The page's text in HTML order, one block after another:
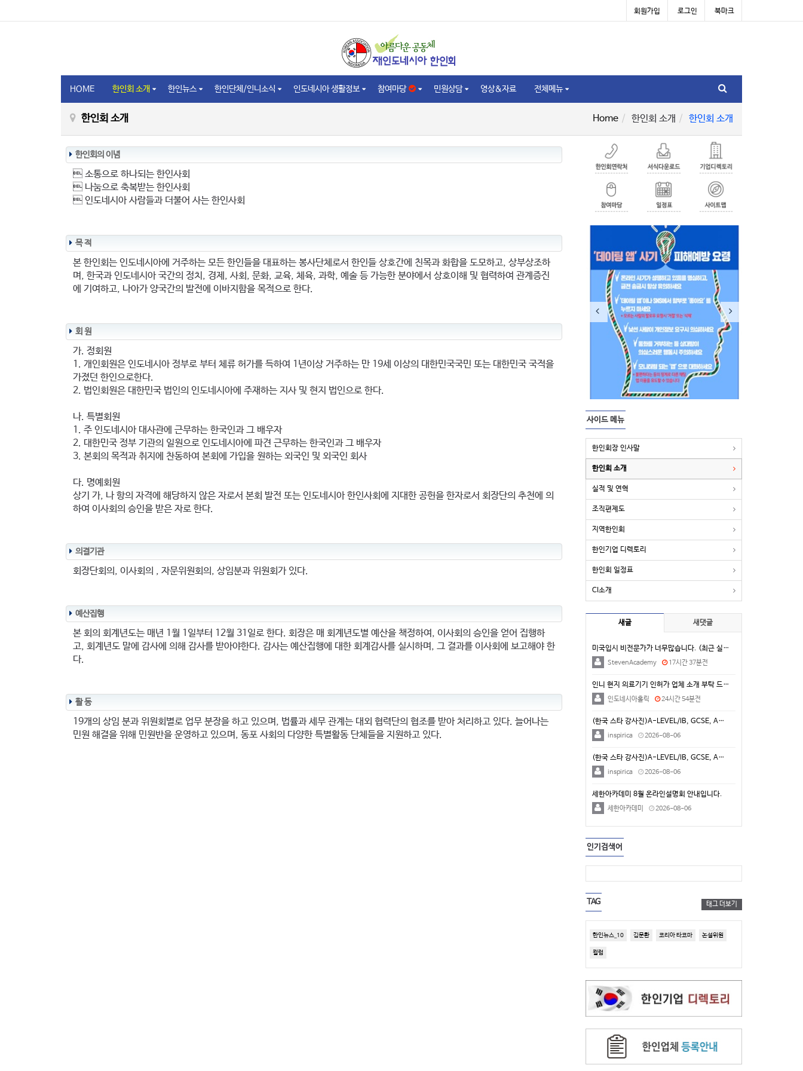
회원가입 로그인 북마크
HOME 한인회 소개 한인뉴스 한인단체/인니소식 인도네시아 생활정보 참여마당 민원상담 영상&자료 전체메뉴
한인회 소개 Home 한인회 소개 한인회 소개
한인회의 이념
 소통으로 하나되는 한인사회
 나눔으로 축복받는 한인사회
 인도네시아 사람들과 더불어 사는 한인사회
목 적
본 한인회는 인도네시아에 거주하는 모든 한인들을 대표하는 봉사단체로서 한인들 상호간에 친목과 화합을 도모하고, 상부상조하
며, 한국과 인도네시아 국간의 정치, 경제, 사회, 문화, 교육, 체육, 과학, 예술 등 가능한 분야에서 상호이해 및 협력하여 관계증진
에 기여하고, 나아가 양국간의 발전에 이바지함을 목적으로 한다.
회 원
가. 정회원
1. 개인회원은 인도네시아 정부로 부터 체류 허가를 득하여 1년이상 거주하는 만 19세 이상의 대한민국국민 또는 대한민국 국적을
가졌던 한인으로한다.
2. 법인회원은 대한민국 법인의 인도네시아에 주재하는 지사 및 현지 법인으로 한다.
나. 특별회원
1. 주 인도네시아 대사관에 근무하는 한국인과 그 배우자
2. 대한민국 정부 기관의 일원으로 인도네시아에 파견 근무하는 한국인과 그 배우자
3. 본회의 목적과 취지에 찬동하여 본회에 가입을 원하는 외국인 및 외국인 회사
다. 명예회원
상기 가, 나 항의 자격에 해당하지 않은 자로서 본회 발전 또는 인도네시아 한인사회에 지대한 공헌을 한자로서 회장단의 추천에 의
하여 이사회의 승인을 받은 자로 한다.
의결기관
회장단회의, 이사회의 , 자문위원회의, 상임분과 위원회가 있다.
예산집행
본 회의 회계년도는 매년 1월 1일부터 12월 31일로 한다. 회장은 매 회계년도별 예산을 책정하여, 이사회의 승인을 얻어 집행하
고, 회계년도 말에 감사에 의해 감사를 받아야한다. 감사는 예산집행에 대한 회계감사를 실시하며, 그 결과를 이사회에 보고해야 한
다.
활 동
19개의 상임 분과 위원회별로 업무 분장을 하고 있으며, 법률과 세무 관계는 대외 협력단의 협조를 받아 처리하고 있다. 늘어나는
민원 해결을 위해 민원반을 운영하고 있으며, 동포 사회의 다양한 특별활동 단체들을 지원하고 있다.
사이드 메뉴
한인회장 인사말
한인회 소개
실적 및 연혁
조직편제도
지역한인회
한인기업 디렉토리
한인회 일정표
CI소개
새글 새댓글
미국입시 비전문가가 너무많습니다. (최근 실제 상담 사…
StevenAcademy 17시간 37분전
인니 현지 의료기기 인허가 업체 소개 부탁 드립니다.
인도네시아홀릭 24시간 54분전
(한국 스타 강사진)A-LEVEL/IB, GCSE, A…
inspirica 2026-08-06
(한국 스타 강사진)A-LEVEL/IB, GCSE, A…
inspirica 2026-08-06
세한아카데미 8월 온라인설명회 안내입니다.
세한아카데미 2026-08-06
인기검색어
TAG 태그 더보기
한인뉴스_10 김문환 코리아 타코마 논설위원
컬럼